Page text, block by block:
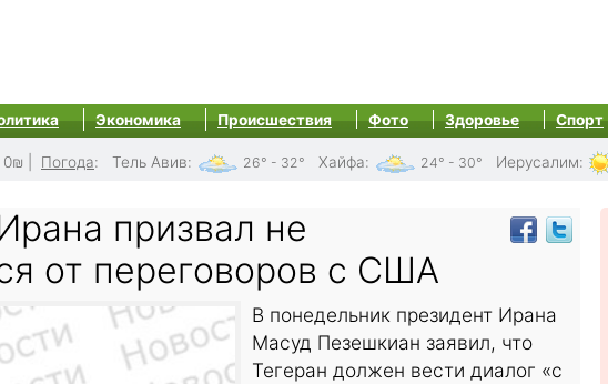
Экономика Происшествия Фото Здоровье Спорт
0₪ Погода: Тель Авив: 26° - 32° Хайфа: 24° - 30° Иерусалим:
призвал не
от переговоров с США
В понедельник президент Ирана
Масуд Пезешкиан заявил, что
Тегеран должен вести диалог «с